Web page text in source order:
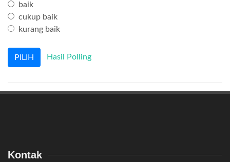
baik
cukup baik
kurang baik
Hasil Polling
Kontak